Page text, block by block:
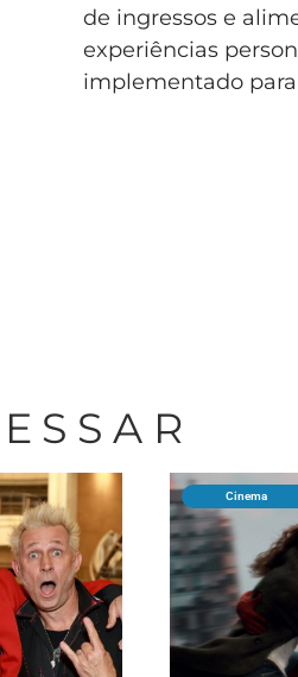
de ingressos e
experiências
implementado
Cinema